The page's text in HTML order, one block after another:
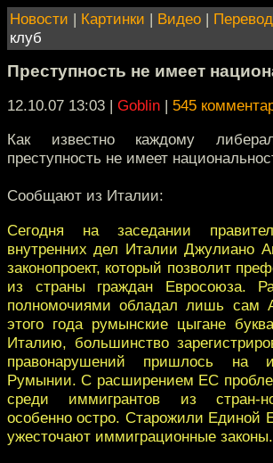
Новости | Картинки | Видео |
клуб
Преступность не имеет
12.10.07 13:03 | Goblin | 545
Как известно каждому
преступность не имеет
Сообщают из Италии:
Сегодня на заседании
внутренних дел Италии Джулиано
законопроект, который позволит
из страны граждан Евросоюза.
полномочиями обладал лишь сам
этого года румынские цыгане
Италию, большинство
правонарушений пришлось на
Румынии. С расширением ЕС
среди иммигрантов из стран-
особенно остро. Старожили Единой
ужесточают иммиграционные законы.